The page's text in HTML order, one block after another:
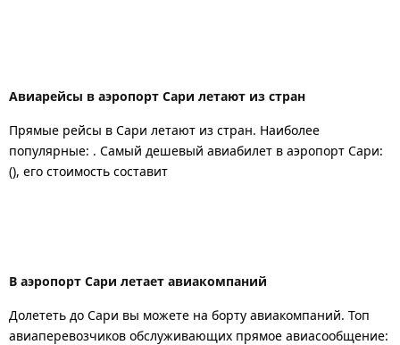
Авиарейсы в аэропорт Сари летают из стран
Прямые рейсы в Сари летают из стран. Наиболее
популярные: . Самый дешевый авиабилет в аэропорт Сари:
(), его стоимость составит
В аэропорт Сари летает авиакомпаний
Долететь до Сари вы можете на борту авиакомпаний. Топ
авиаперевозчиков обслуживающих прямое авиасообщение: